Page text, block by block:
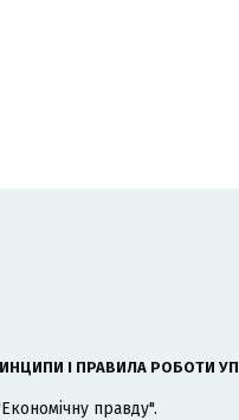
І ПРАВИЛА РОБОТИ УП
правду".